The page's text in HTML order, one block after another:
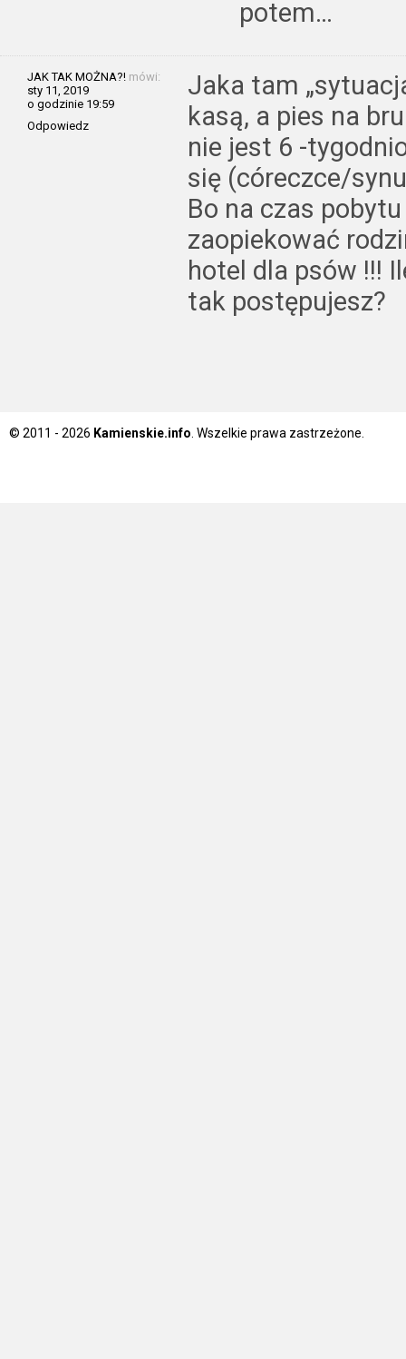
potem…
JAK TAK MOŻNA?! mówi:
sty 11, 2019
o godzinie 19:59
Odpowiedz
Jaka tam
kasą, a pies na
nie jest 6 -
się (córeczce/
Bo na czas
zaopiekować
hotel dla psów !!!
tak postępujesz?
© 2011 - 2026 Kamienskie.info . Wszelkie prawa zastrzeżone.